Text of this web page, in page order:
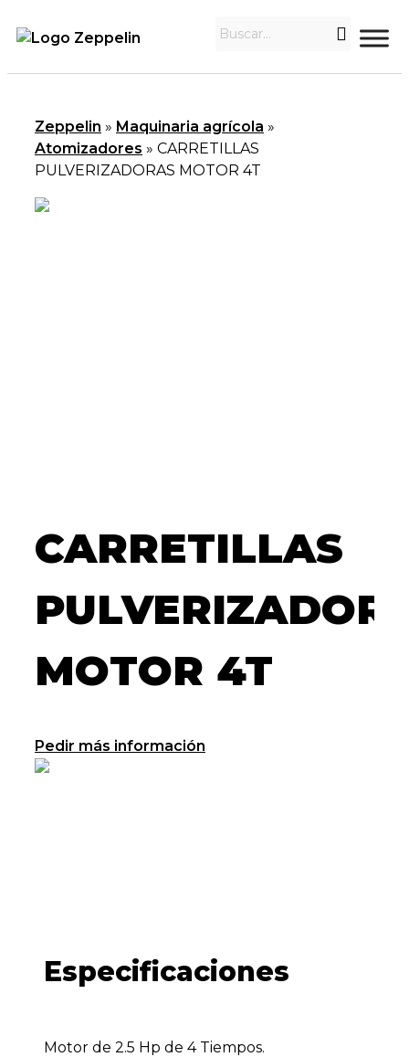
Zeppelin » Maquinaria agrícola »
Atomizadores » CARRETILLAS
PULVERIZADORAS MOTOR 4T
CARRETILLAS
MOTOR 4T
Pedir más información
Especificaciones
Motor de 2.5 Hp de 4 Tiempos.